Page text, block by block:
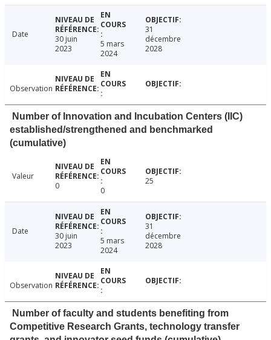
Date
30 juin
2023
5 mars
2024
31
décembre
2028
Observation
Number of Innovation and Incubation Centers (IIC)
established/strengthened and benchmarked
(cumulative)
Valeur
0
0
25
Date
30 juin
2023
5 mars
2024
31
décembre
2028
Observation
Number of faculty and students benefiting from
Competitive Research Grants, technology transfer